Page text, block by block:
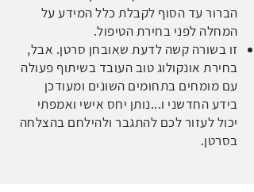
הברור עד הסוף לקבלת כלל המידע על
המחלה לפני בחירת הטיפול.
זו בשורה קשה לדעת שאובחן סרטן. אבל,
בחירת אונקולוג טוב העובד בשיתוף פעולה
עם מומחים בתחומים השונים ומעודכן
בידע החדשני ו...נותן יחס אישי ואמפתי
יכול לעזור לכם להתגבר ולהילחם בהצלחה
בסרטן.